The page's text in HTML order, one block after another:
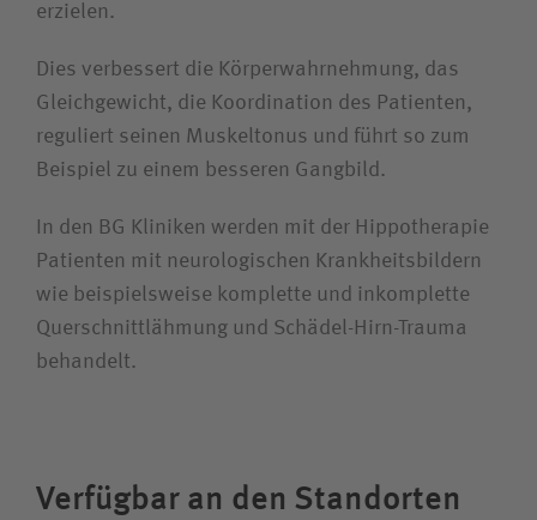
erzielen.
Dies verbessert die Körper­wahr­nehmung, das
Gleich­gewicht, die Koordination des Patienten,
reguliert seinen Muskel­tonus und führt so zum
Beispiel zu einem besseren Gangbild.
In den BG Kliniken werden mit der Hippo­therapie
Patienten mit neurologischen Krankheits­bildern
wie beispielsweise komplette und inkomplette
Querschnitt­lähmung und Schädel-Hirn-Trauma
behandelt.
Verfügbar an den Standorten
Die Akutkliniken unserer
Unternehmensgruppe sind spezialisiert auf
spielt keine Rolle.